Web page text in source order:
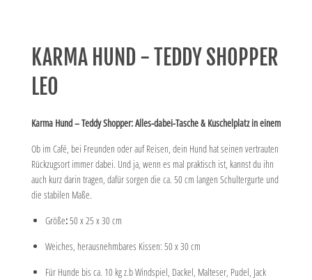
KARMA HUND - TEDDY SHOPPER
LEO
Karma Hund – Teddy Shopper: Alles-dabei-Tasche & Kuschelplatz in einem
Ob im Café, bei Freunden oder auf Reisen, dein Hund hat seinen vertrauten
Rückzugsort immer dabei. Und ja, wenn es mal praktisch ist, kannst du ihn
auch kurz darin tragen, dafür sorgen die ca. 50 cm langen Schultergurte und
die stabilen Maße.
Größe:50 x 25 x 30 cm
Weiches, herausnehmbares Kissen: 50 x 30 cm
Für Hunde bis ca. 10 kg z.b Windspiel, Dackel, Malteser, Pudel, Jack